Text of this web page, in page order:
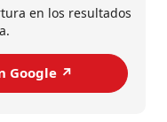
en los resultados
Google ↗️